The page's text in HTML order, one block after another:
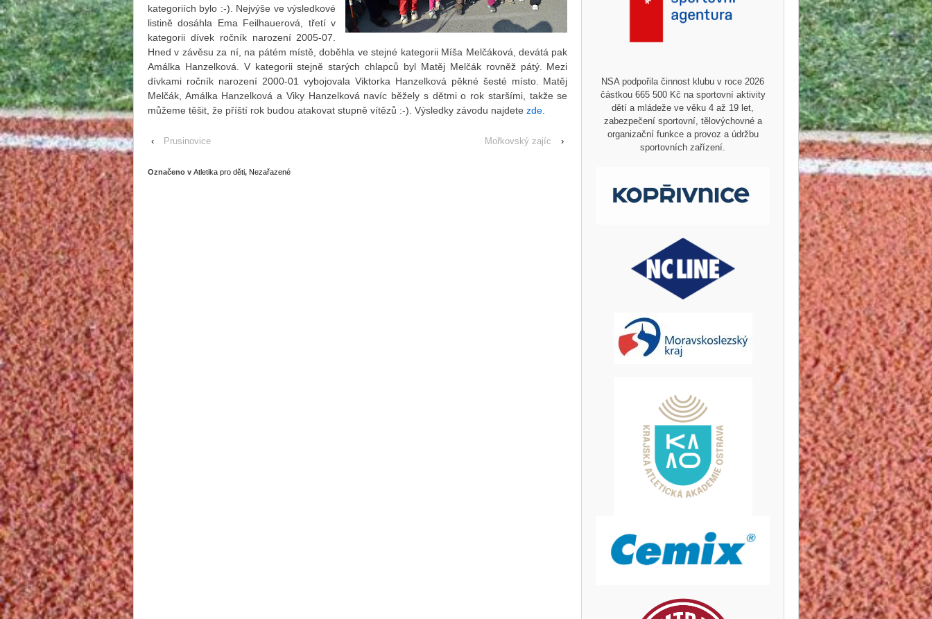
kategoriích bylo :-). Nejvýše ve výsledkové
listině dosáhla Ema Feilhauerová, třetí v
kategorii dívek ročník narození 2005-07.
Hned v závěsu za ní, na pátém místě, doběhla ve stejné kategorii Míša Melčáková, devátá pak
Amálka Hanzelková. V kategorii stejně starých chlapců byl Matěj Melčák rovněž pátý. Mezi
dívkami ročník narození 2000-01 vybojovala Viktorka Hanzelková pěkné šesté místo. Matěj
Melčák, Amálka Hanzelková a Viky Hanzelková navíc běžely s dětmi o rok staršími, takže se
můžeme těšit, že příští rok budou atakovat stupně vítězů :-). Výsledky závodu najdete zde
‹ Prusinovice Mořkovský zajíc ›
Označeno v Atletika pro děti, Nezařazené
NSA podpořila činnost klubu v roce 2026
částkou 665 500 Kč na sportovní aktivity
dětí a mládeže ve věku 4 až 19 let,
zabezpečení sportovní, tělovýchovné a
organizační funkce a provoz a údržbu
sportovních zařízení.